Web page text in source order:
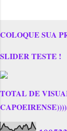
COLOQUE SUA
SLIDER TESTE !
TOTAL DE